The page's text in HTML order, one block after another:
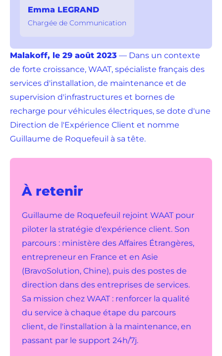
Emma LEGRAND
Chargée de Communication
Malakoff, le 29 août 2023 — Dans un contexte
de forte croissance, WAAT, spécialiste français des
services d'installation, de maintenance et de
supervision d'infrastructures et bornes de
recharge pour véhicules électriques, se dote d'une
Direction de l'Expérience Client et nomme
Guillaume de Roquefeuil à sa tête.
À retenir
Guillaume de Roquefeuil rejoint WAAT pour
piloter la stratégie d'expérience client. Son
parcours : ministère des Affaires Étrangères,
entrepreneur en France et en Asie
(BravoSolution, Chine), puis des postes de
direction dans des entreprises de services.
Sa mission chez WAAT : renforcer la qualité
du service à chaque étape du parcours
client, de l'installation à la maintenance, en
passant par le support 24h/7j.